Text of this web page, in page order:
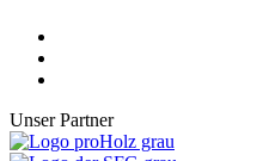
Unser Partner